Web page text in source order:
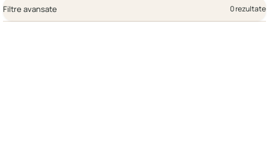
Filtre avansate 0 rezultate